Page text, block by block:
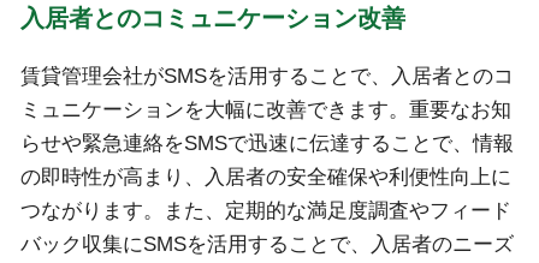
入居者とのコミュニケーション改善
賃貸管理会社がSMSを活用することで、入居者とのコ
ミュニケーションを大幅に改善できます。重要なお知
らせや緊急連絡をSMSで迅速に伝達することで、情報
の即時性が高まり、入居者の安全確保や利便性向上に
つながります。また、定期的な満足度調査やフィード
バック収集にSMSを活用することで、入居者のニーズ